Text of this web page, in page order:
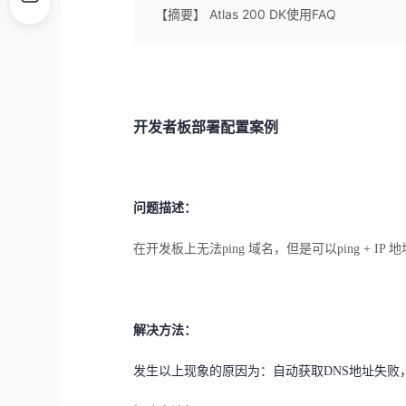
【摘要】 Atlas 200 DK使用FAQ
开发者板部署配置案例
问题描述：
在开发板上无法ping 域名，但是可以ping + IP 地
解决方法：
发生以上现象的原因为：自动获取DNS地址失败